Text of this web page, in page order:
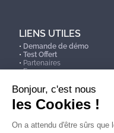
LIENS UTILES
• Demande de démo
• Test Offert
• Partenaires
•Faq
•Info ITSM/ESM
Les solutions ClariLog